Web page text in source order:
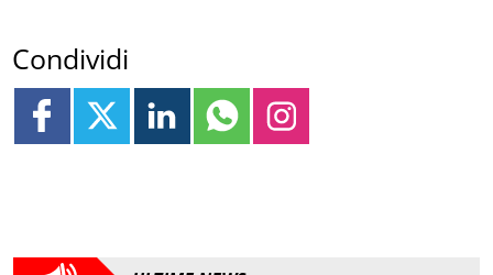
Condividi